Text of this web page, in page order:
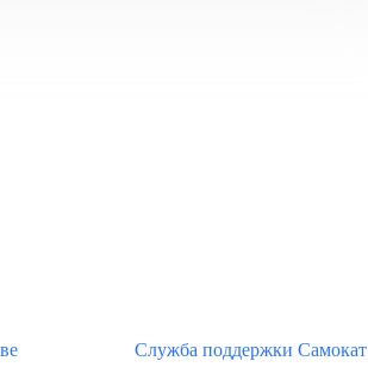
Служба поддержки Самокат